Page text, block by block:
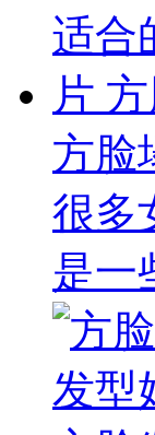
方脸
很多
是一